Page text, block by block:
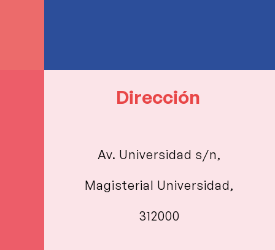
Dirección
Av. Universidad s/n,
Magisterial Universidad,
312000